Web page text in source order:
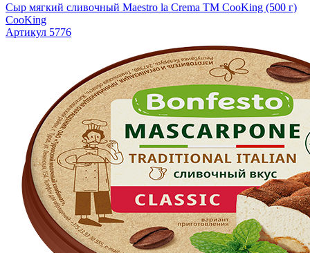
Сыр мягкий сливочный Maestro la Crema ТМ CooKing (500 г)
CooKing
Артикул 5776